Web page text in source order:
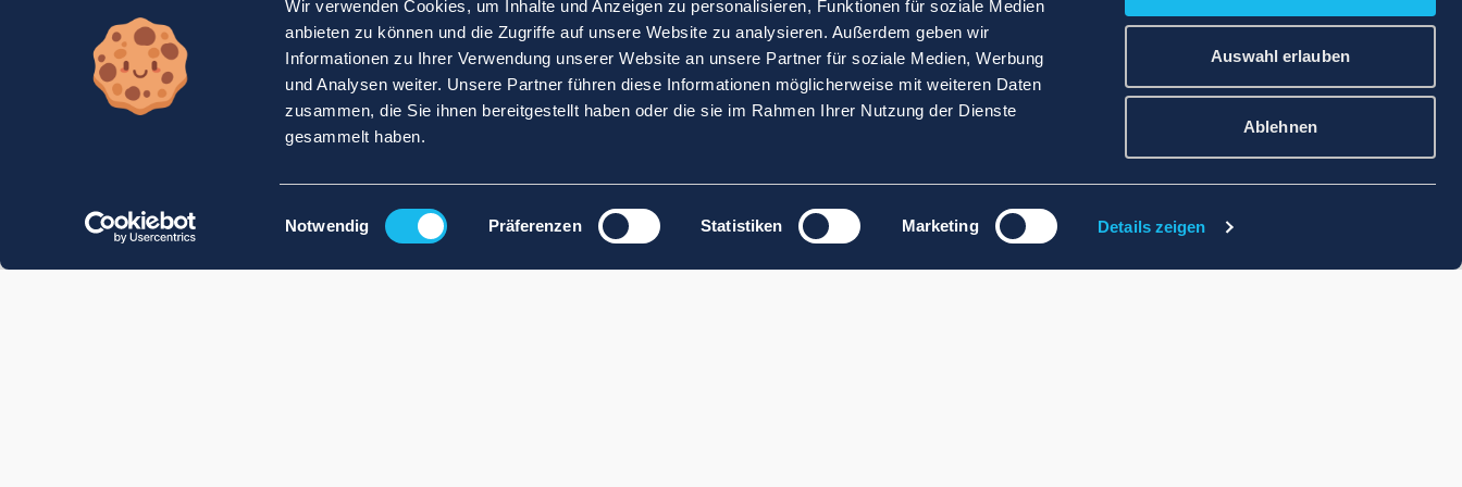
Wir verwenden Cookies, um Inhalte und Anzeigen zu personalisieren, Funktionen für soziale Medien
anbieten zu können und die Zugriffe auf unsere Website zu analysieren. Außerdem geben wir
Informationen zu Ihrer Verwendung unserer Website an unsere Partner für soziale Medien, Werbung
und Analysen weiter. Unsere Partner führen diese Informationen möglicherweise mit weiteren Daten
zusammen, die Sie ihnen bereitgestellt haben oder die sie im Rahmen Ihrer Nutzung der Dienste
gesammelt haben.
Einwilligungsauswahl
Notwendig Präferenzen Statistiken Marketing Details zeigen
Auswahl erlauben
Ablehnen